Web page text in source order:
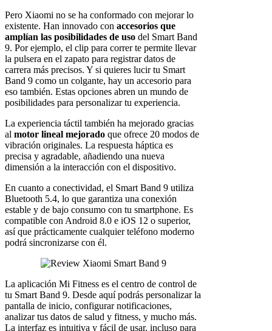
Pero Xiaomi no se ha conformado con mejorar lo
existente. Han innovado con accesorios que
amplían las posibilidades de uso del Smart Band
9. Por ejemplo, el clip para correr te permite llevar
la pulsera en el zapato para registrar datos de
carrera más precisos. Y si quieres lucir tu Smart
Band 9 como un colgante, hay un accesorio para
eso también. Estas opciones abren un mundo de
posibilidades para personalizar tu experiencia.
La experiencia táctil también ha mejorado gracias
al motor lineal mejorado que ofrece 20 modos de
vibración originales. La respuesta háptica es
precisa y agradable, añadiendo una nueva
dimensión a la interacción con el dispositivo.
En cuanto a conectividad, el Smart Band 9 utiliza
Bluetooth 5.4, lo que garantiza una conexión
estable y de bajo consumo con tu smartphone. Es
compatible con Android 8.0 e iOS 12 o superior,
así que prácticamente cualquier teléfono moderno
podrá sincronizarse con él.
La aplicación Mi Fitness es el centro de control de
tu Smart Band 9. Desde aquí podrás personalizar la
pantalla de inicio, configurar notificaciones,
analizar tus datos de salud y fitness, y mucho más.
La interfaz es intuitiva y fácil de usar, incluso para